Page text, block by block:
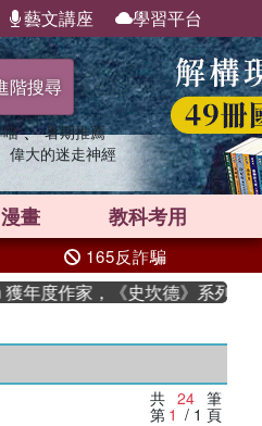
藝文講座 學習平台
階搜尋
、 暑期推薦
偉大的迷走神經
漫畫 教科考用
165反詐騙
家，《史坎德》系列帶你踏上
共 24 筆
第 1 / 1 頁